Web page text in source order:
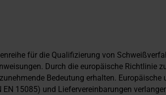
für die Qualifizierung von
Durch die europäische Richtlinie
Bedeutung erhalten. Europäische
EN 15085) und Liefervereinbarungen